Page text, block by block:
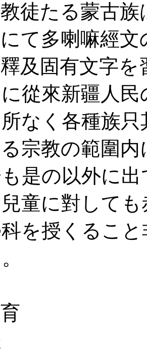
徒たる蒙古
て多喇嘛經文
及固有文字
從來新疆人
なく各種族只
宗教の範圍
是の以外に
童に對して
を授くるこ